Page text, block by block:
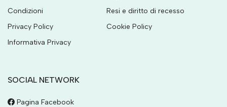
Condizioni
Resi e diritto di recesso
Privacy Policy
Cookie Policy
Informativa Privacy
SOCIAL NETWORK
Pagina Facebook